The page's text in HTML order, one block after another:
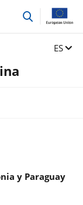
przejdź
Zmień
ES
y Paraguay